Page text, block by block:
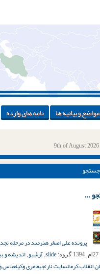
مواضع و بیانیه ها نامه های وارده
9th of August 2026
...
پرونده علی اصغر هنرمند در مرحله
گروه: slide
, آرشیو, اندیشه و
انقلاب کرمانسایت نارنجیعامری وکیلعباس